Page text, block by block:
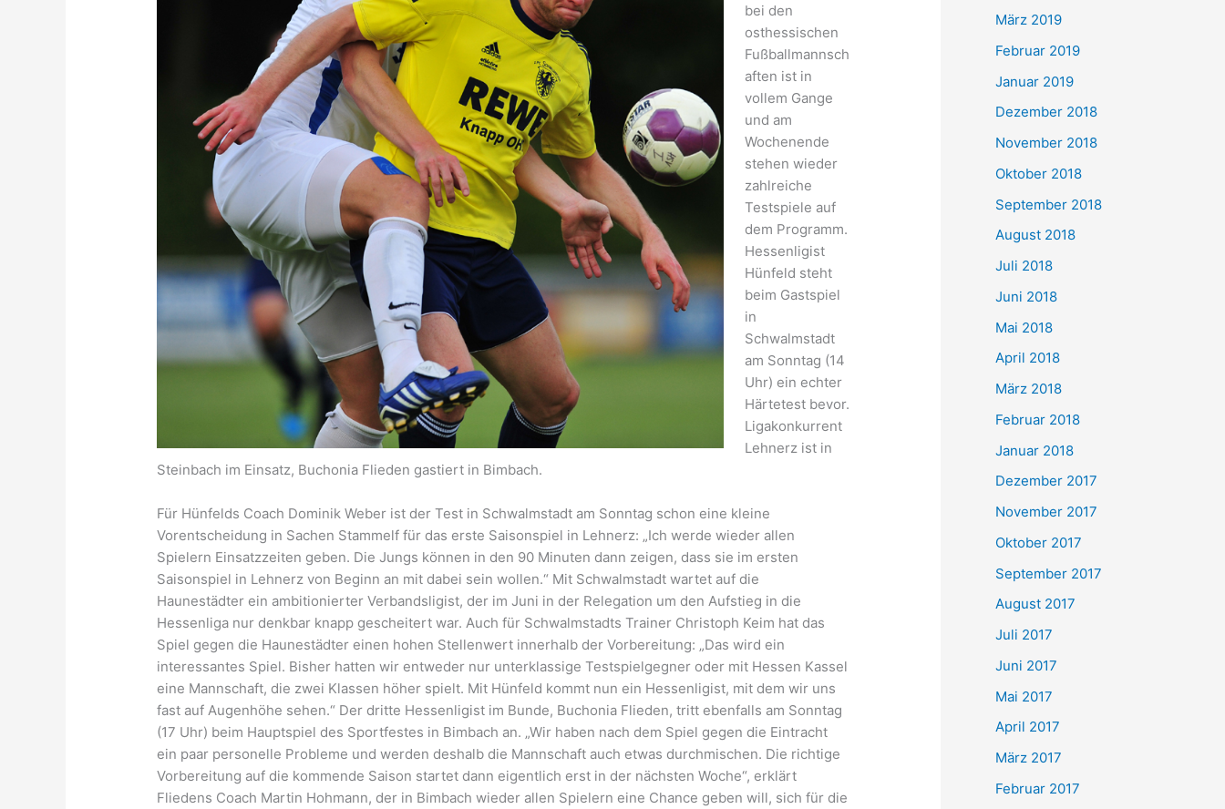
bei den
osthessischen
Fußballmannsch
aften ist in
vollem Gange
und am
Wochenende
stehen wieder
zahlreiche
Testspiele auf
dem Programm.
Hessenligist
Hünfeld steht
beim Gastspiel
in
Schwalmstadt
am Sonntag (14
Uhr) ein echter
Härtetest bevor.
Ligakonkurrent
Lehnerz ist in
Steinbach im Einsatz, Buchonia Flieden gastiert in Bimbach.
Für Hünfelds Coach Dominik Weber ist der Test in Schwalmstadt am Sonntag schon eine kleine
Vorentscheidung in Sachen Stammelf für das erste Saisonspiel in Lehnerz: „Ich werde wieder allen
Spielern Einsatzzeiten geben. Die Jungs können in den 90 Minuten dann zeigen, dass sie im ersten
Saisonspiel in Lehnerz von Beginn an mit dabei sein wollen.“ Mit Schwalmstadt wartet auf die
Haunestädter ein ambitionierter Verbandsligist, der im Juni in der Relegation um den Aufstieg in die
Hessenliga nur denkbar knapp gescheitert war. Auch für Schwalmstadts Trainer Christoph Keim hat das
Spiel gegen die Haunestädter einen hohen Stellenwert innerhalb der Vorbereitung: „Das wird ein
interessantes Spiel. Bisher hatten wir entweder nur unterklassige Testspielgegner oder mit Hessen Kassel
eine Mannschaft, die zwei Klassen höher spielt. Mit Hünfeld kommt nun ein Hessenligist, mit dem wir uns
fast auf Augenhöhe sehen.“ Der dritte Hessenligist im Bunde, Buchonia Flieden, tritt ebenfalls am Sonntag
(17 Uhr) beim Hauptspiel des Sportfestes in Bimbach an. „Wir haben nach dem Spiel gegen die Eintracht
ein paar personelle Probleme und werden deshalb die Mannschaft auch etwas durchmischen. Die richtige
Vorbereitung auf die kommende Saison startet dann eigentlich erst in der nächsten Woche“, erklärt
Fliedens Coach Martin Hohmann, der in Bimbach wieder allen Spielern eine Chance geben will, sich für die
März 2019
Februar 2019
Januar 2019
Dezember 2018
November 2018
Oktober 2018
September 2018
August 2018
Juli 2018
Juni 2018
Mai 2018
April 2018
März 2018
Februar 2018
Januar 2018
Dezember 2017
November 2017
Oktober 2017
September 2017
August 2017
Juli 2017
Juni 2017
Mai 2017
April 2017
März 2017
Februar 2017